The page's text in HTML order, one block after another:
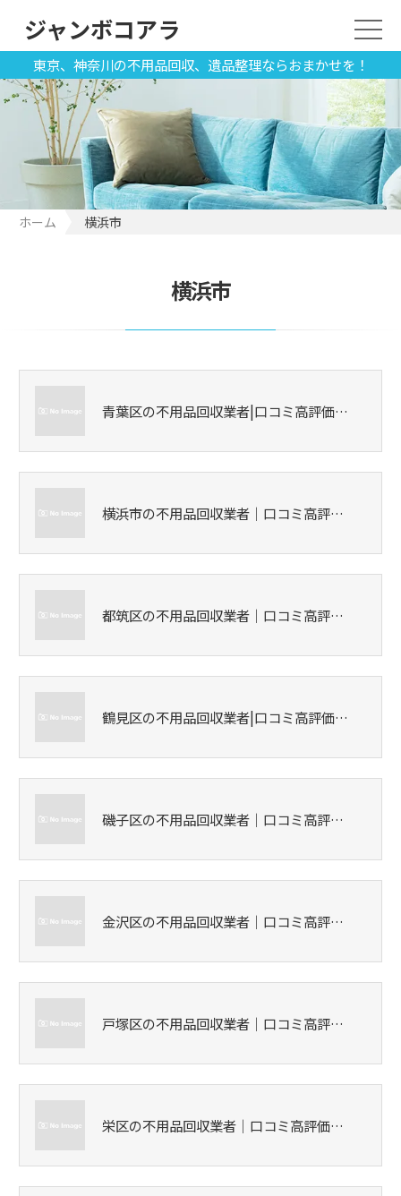
東京、神奈川の不用品回収、遺品整理ならおまかせを！
ジャンボコアラ
ホーム 横浜市
横浜市
青葉区の不用品回収業者|口コミ高評価…
横浜市の不用品回収業者｜口コミ高評…
都筑区の不用品回収業者｜口コミ高評…
鶴見区の不用品回収業者|口コミ高評価…
磯子区の不用品回収業者｜口コミ高評…
金沢区の不用品回収業者｜口コミ高評…
戸塚区の不用品回収業者｜口コミ高評…
栄区の不用品回収業者｜口コミ高評価…